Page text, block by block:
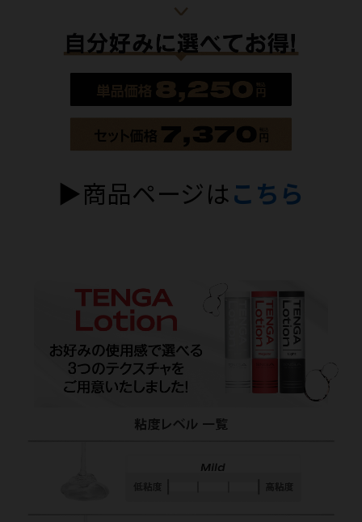
▶商品ページはこちら